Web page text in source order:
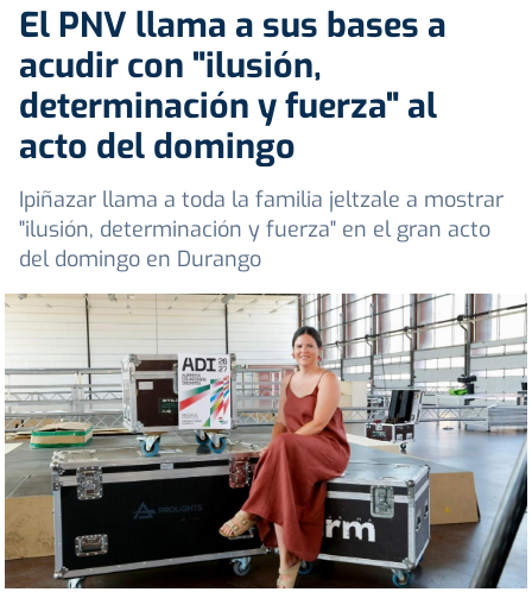
El PNV llama a sus bases a
acudir con "ilusión,
determinación y fuerza" al
acto del domingo
Ipiñazar llama a toda la familia jeltzale a mostrar
"ilusión, determinación y fuerza" en el gran acto
del domingo en Durango